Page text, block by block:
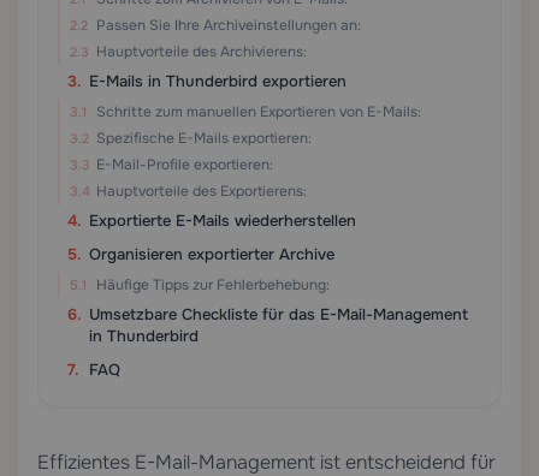
Passen Sie Ihre Archiveinstellungen an:
Hauptvorteile des Archivierens:
E-Mails in Thunderbird exportieren
Schritte zum manuellen Exportieren von E-Mails:
Spezifische E-Mails exportieren:
E-Mail-Profile exportieren:
Hauptvorteile des Exportierens:
Exportierte E-Mails wiederherstellen
Organisieren exportierter Archive
Häufige Tipps zur Fehlerbehebung:
Umsetzbare Checkliste für das E-Mail-Management
in Thunderbird
FAQ
Effizientes E-Mail-Management ist entscheidend für